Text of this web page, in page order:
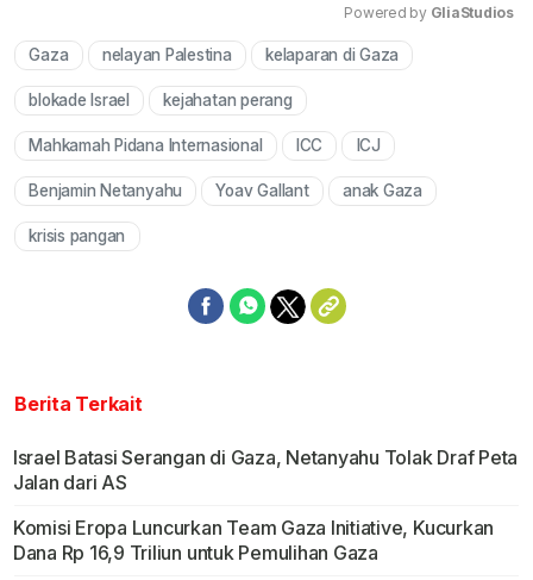
Powered by GliaStudios
Gaza nelayan Palestina kelaparan di Gaza
blokade Israel kejahatan perang
Mahkamah Pidana Internasional ICC ICJ
Benjamin Netanyahu Yoav Gallant anak Gaza
krisis pangan
Berita Terkait
Israel Batasi Serangan di Gaza, Netanyahu Tolak Draf Peta
Jalan dari AS
Komisi Eropa Luncurkan Team Gaza Initiative, Kucurkan
Dana Rp 16,9 Triliun untuk Pemulihan Gaza